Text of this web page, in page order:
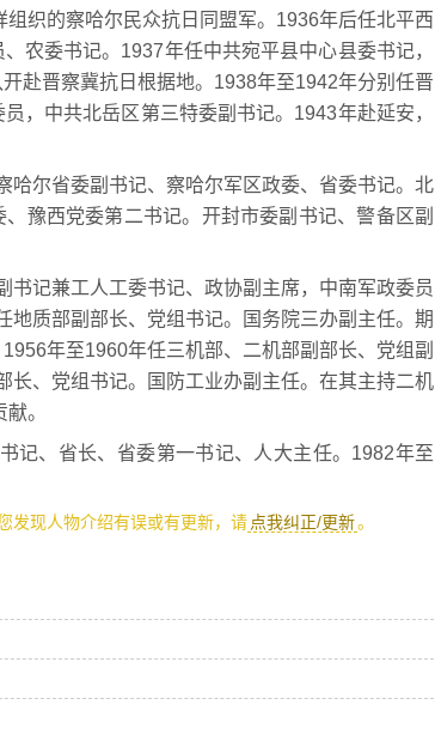
织的察哈尔民众抗日同盟军。1936年后任北平西
农委书记。1937年任中共宛平县中心县委书记，
赴晋察冀抗日根据地。1938年至1942年分别任晋
，中共北岳区第三特委副书记。1943年赴延安，
尔省委副书记、察哈尔军区政委、省委书记。北
豫西党委第二书记。开封市委副书记、警备区副
记兼工人工委书记、政协副主席，中南军政委员
地质部副部长、党组书记。国务院三办副主任。期
年至1960年任三机部、二机部副部长、党组副
长、党组书记。国防工业办副主任。在其主持二机
。
、省长、省委第一书记、人大主任。1982年至
现人物介绍有误或有更新，请 点我纠正/更新。